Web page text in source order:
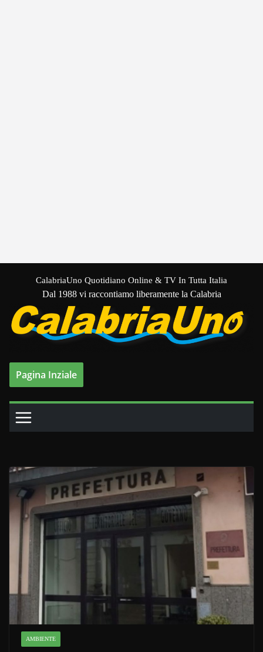
contenuto
CalabriaUno Quotidiano Online & TV In Tutta Italia
Dal 1988 vi raccontiamo liberamente la Calabria
Pagina Inziale
AMBIENTE